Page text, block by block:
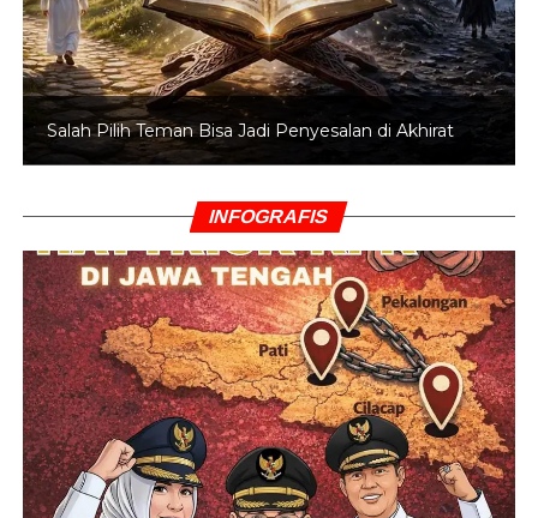
Salah Pilih Teman Bisa Jadi Penyesalan di Akhirat
INFOGRAFIS